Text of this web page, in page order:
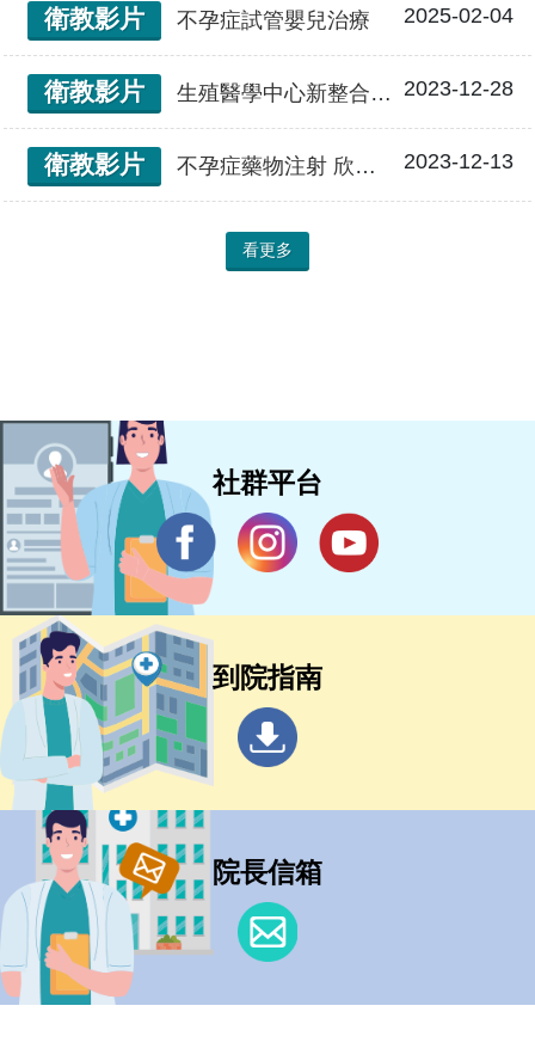
衛教影片 不孕症試管嬰兒治療 2025-02-04
衛教影片 生殖醫學中心新整合影片 2023-12-28
衛教影片 不孕症藥物注射 欣得泰 2023-12-13
看更多
社群平台
到院指南
院長信箱